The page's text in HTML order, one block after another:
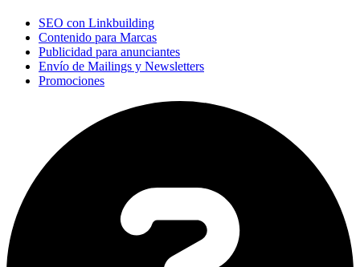
SEO con Linkbuilding
Contenido para Marcas
Publicidad para anunciantes
Envío de Mailings y Newsletters
Promociones